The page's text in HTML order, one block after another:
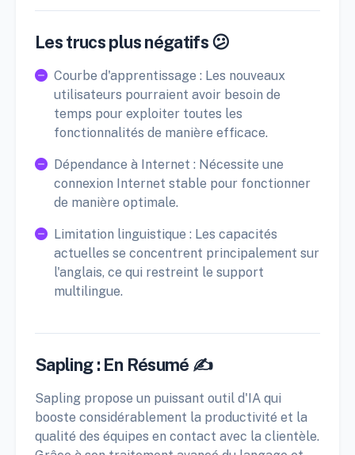
Les trucs plus négatifs 😕
Courbe d'apprentissage : Les nouveaux
utilisateurs pourraient avoir besoin de
temps pour exploiter toutes les
fonctionnalités de manière efficace.
Dépendance à Internet : Nécessite une
connexion Internet stable pour fonctionner
de manière optimale.
Limitation linguistique : Les capacités
actuelles se concentrent principalement sur
l'anglais, ce qui restreint le support
multilingue.
Sapling : En Résumé ✍️
Sapling propose un puissant outil d'IA qui
booste considérablement la productivité et la
qualité des équipes en contact avec la clientèle.